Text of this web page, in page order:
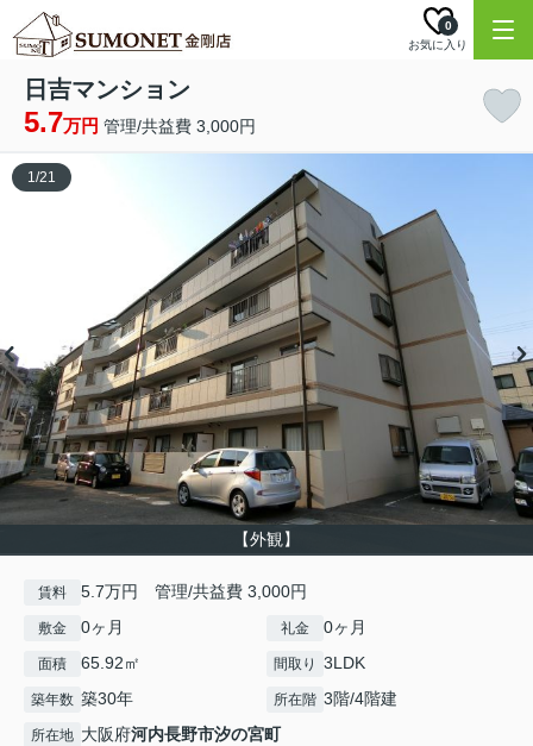
お気に入り
0
日吉マンション
5.7万円 管理/共益費 3,000円
【外観】
1/21
賃料 5.7万円 管理/共益費 3,000円
敷金 0ヶ月 礼金 0ヶ月
面積 65.92㎡ 間取り 3LDK
築年数 築30年 所在階 3階/4階建
所在地 大阪府河内長野市汐の宮町